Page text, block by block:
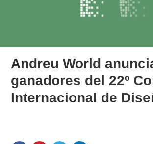
Andreu World
ganadores del 22º
Internacional de